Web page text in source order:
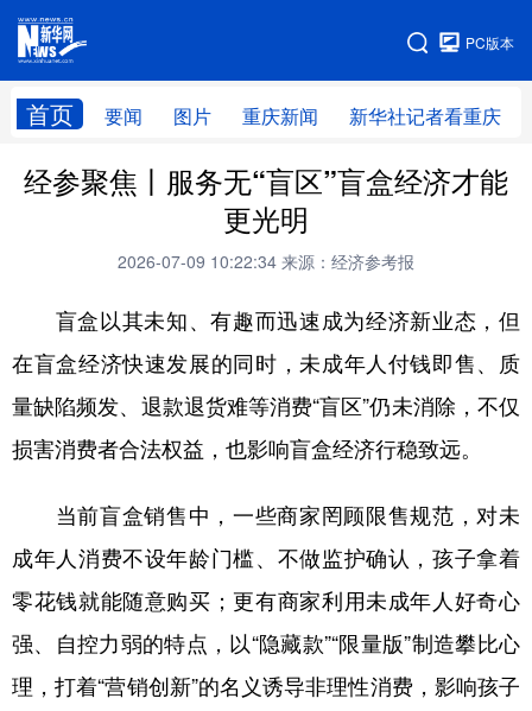
PC版本
首页 要闻 图片 重庆新闻 新华社记者看重庆
网站地图
经参聚焦丨服务无“盲区”盲盒经济才能
更光明
2026-07-09 10:22:34 来源：经济参考报
盲盒以其未知、有趣而迅速成为经济新业态，但
在盲盒经济快速发展的同时，未成年人付钱即售、质
量缺陷频发、退款退货难等消费“盲区”仍未消除，不仅
损害消费者合法权益，也影响盲盒经济行稳致远。
当前盲盒销售中，一些商家罔顾限售规范，对未
成年人消费不设年龄门槛、不做监护确认，孩子拿着
零花钱就能随意购买；更有商家利用未成年人好奇心
强、自控力弱的特点，以“隐藏款”“限量版”制造攀比心
理，打着“营销创新”的名义诱导非理性消费，影响孩子